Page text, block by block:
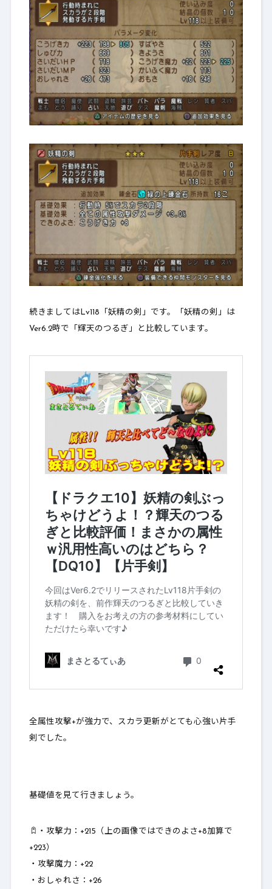
続きましてはLv118「妖精の剣」です。「妖精の剣」は
Ver6.2時で「輝天のつるぎ」と比較しています。
全属性攻撃+が強力で、スカラ更新がとても心強い片手
剣でした。
基礎値を見て行きましょう。
・攻撃力： +215（上の画像ではできのよさ+8加算で
+223）
・攻撃魔力： +22
・おしゃれさ： +26